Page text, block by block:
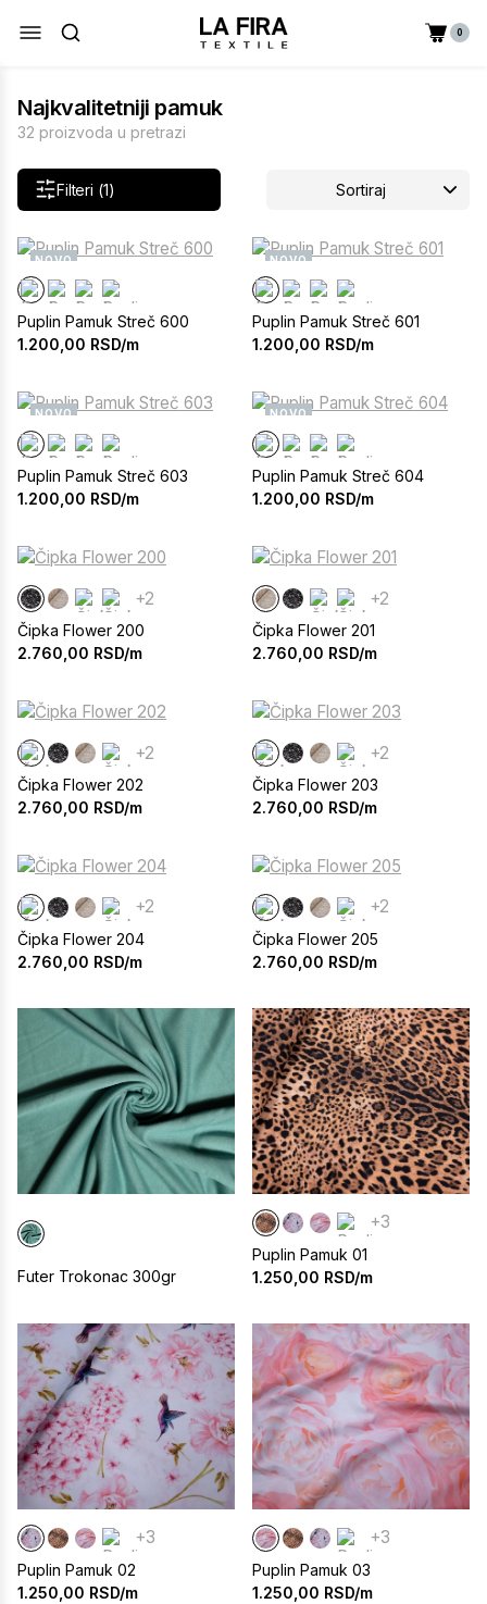
0
Najkvalitetniji pamuk
32 proizvoda u pretrazi
Filteri (1) Sortiraj
NOVO
Puplin Pamuk Streč 600
1.200,00 RSD/m
NOVO
Puplin Pamuk Streč 601
1.200,00 RSD/m
NOVO
Puplin Pamuk Streč 603
1.200,00 RSD/m
NOVO
Puplin Pamuk Streč 604
1.200,00 RSD/m
+2
Čipka Flower 200
2.760,00 RSD/m
+2
Čipka Flower 201
2.760,00 RSD/m
+2
Čipka Flower 202
2.760,00 RSD/m
+2
Čipka Flower 203
2.760,00 RSD/m
+2
Čipka Flower 204
2.760,00 RSD/m
+2
Čipka Flower 205
2.760,00 RSD/m
Futer Trokonac 300gr
+3
Puplin Pamuk 01
1.250,00 RSD/m
+3
Puplin Pamuk 02
1.250,00 RSD/m
+3
Puplin Pamuk 03
1.250,00 RSD/m